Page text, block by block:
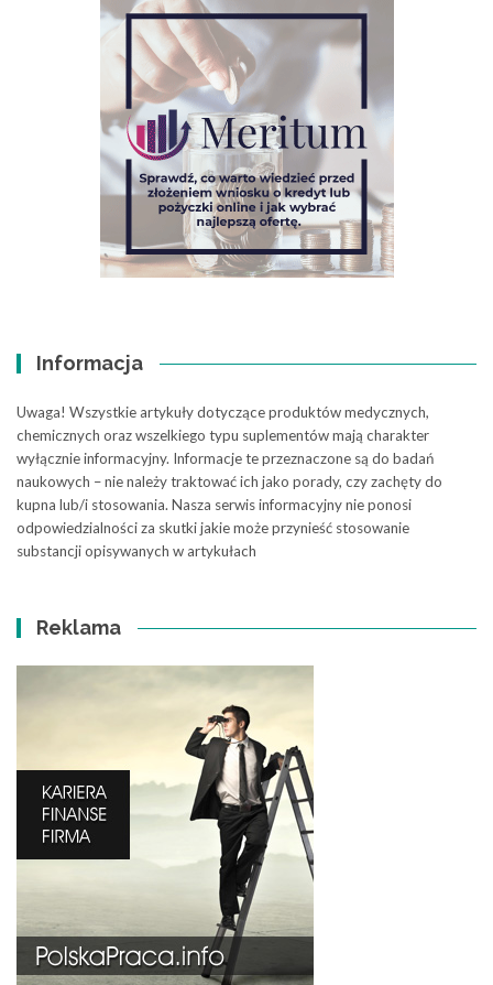
Informacja
Uwaga! Wszystkie artykuły dotyczące produktów medycznych,
chemicznych oraz wszelkiego typu suplementów mają charakter
wyłącznie informacyjny. Informacje te przeznaczone są do badań
naukowych – nie należy traktować ich jako porady, czy zachęty do
kupna lub/i stosowania. Nasza serwis informacyjny nie ponosi
odpowiedzialności za skutki jakie może przynieść stosowanie
substancji opisywanych w artykułach
Reklama